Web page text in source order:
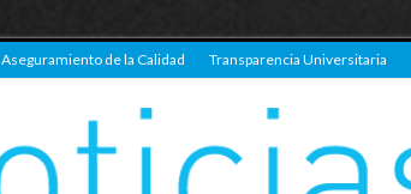
Aseguramiento de la Calidad Transparencia Universitaria